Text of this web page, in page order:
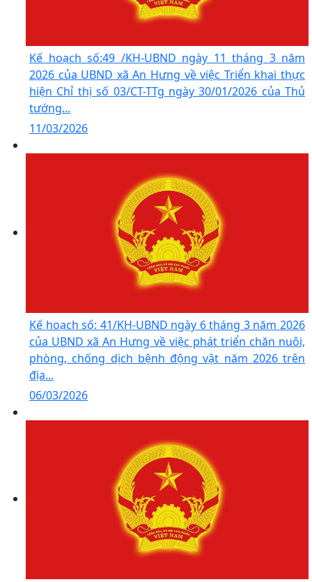
Kế hoạch số:49 /KH-UBND ngày 11 tháng 3 năm
2026 của UBND xã An Hưng về việc Triển khai thực
hiện Chỉ thị số 03/CT-TTg ngày 30/01/2026 của Thủ
tướng...
11/03/2026
Kế hoạch số: 41/KH-UBND ngày 6 tháng 3 năm 2026
của UBND xã An Hưng về việc phát triển chăn nuôi,
phòng, chống dịch bệnh động vật năm 2026 trên
địa...
06/03/2026